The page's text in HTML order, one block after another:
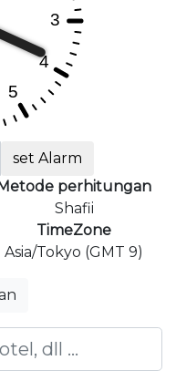
set Alarm
perhitungan
Shafii
TimeZone
Asia/Tokyo (GMT 9)